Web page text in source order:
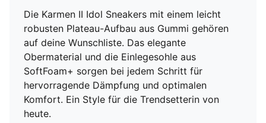
Die Karmen II Idol Sneakers mit einem leicht
robusten Plateau-Aufbau aus Gummi gehören
auf deine Wunschliste. Das elegante
Obermaterial und die Einlegesohle aus
SoftFoam+ sorgen bei jedem Schritt für
hervorragende Dämpfung und optimalen
Komfort. Ein Style für die Trendsetterin von
heute.